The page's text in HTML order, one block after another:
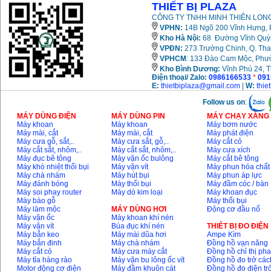
THIẾT BỊ PLAZA
CÔNG TY TNHH MINH THIÊN
VPHN: 14B Ngõ 200 Vĩnh Hưng,
Kho Hà Nội: 68 Đường Vĩnh
VPĐN: 273 Trường Chinh, Q.
VPHCM : 133 Đào Cam Mộc,
Kho Bình Dương: Vĩnh Phú 24,
Điện thoại/ Zalo: 0986166533 *
E: thietbiplaza@gmail.com W:
Follow us on:
MÁY DÙNG ĐIỆN
Máy khoan
Máy mài, cắt
Máy cưa gỗ, sắt,..
Máy cắt sắt, nhôm,..
Máy đục bê tông
Máy khò nhiệt thổi bụi
Máy chà nhám
Máy đánh bóng
Máy soi phay router
Máy bào gỗ
Máy làm mộc
Máy vặn ốc
Máy vặn vít
Máy bắn keo
Máy bắn đinh
Máy cắt cỏ
Máy tỉa hàng rào
Motor động cơ điện
MÁY DÙNG PIN
Máy khoan
Máy mài, cắt
Máy cưa sắt, gỗ,..
Máy cắt sắt, nhôm,..
Máy vặn ốc bulông
Máy vặn vít
Máy hút bụi
Máy thổi bụi
Máy dò kim loại
MÁY DÙNG HƠI
Máy khoan khí nén
Búa đục khí nén
Máy mài dũa hơi
Máy chà nhám
Máy cưa máy cắt
Máy vặn bu lông ốc vít
Máy đầm khuôn cát
MÁY CHẠY
Máy bơm nước
Máy phát điện
Máy cắt cỏ
Máy cưa xích
Máy cắt bê tông
Máy phun hóa chất
Máy phun áp lực
Máy đầm cóc / bàn
Máy khoan đục
Máy thổi bụi
Động cơ đầu nổ
THIÊT BỊ ĐO ĐIỆN
Ampe Kìm
Đồng hồ vạn năng
Đồng hồ chỉ thị pha
Đồng hồ đo trở
Đồng hồ đo điện